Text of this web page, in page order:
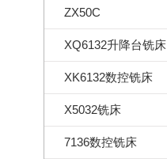
ZX50C
XQ6132升降台铣床
XK6132数控铣床
X5032铣床
7136数控铣床